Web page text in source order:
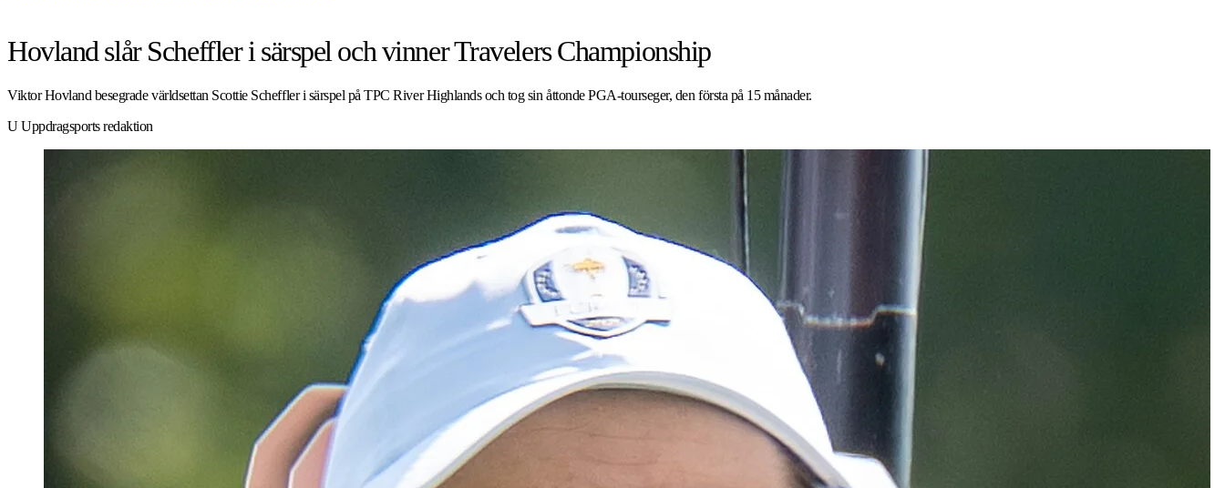
Hovland slår Scheffler i särspel och vinner Travelers Championship
Viktor Hovland besegrade världsettan Scottie Scheffler i särspel på TPC River Highlands och tog sin åttonde PGA-tourseger, den första på 15 månader.
UUppdragsports redaktion